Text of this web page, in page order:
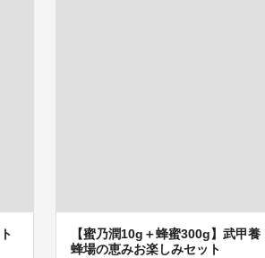
【蜜乃潤10g＋蜂蜜300g】武甲養
蜂場の恵みお楽しみセット